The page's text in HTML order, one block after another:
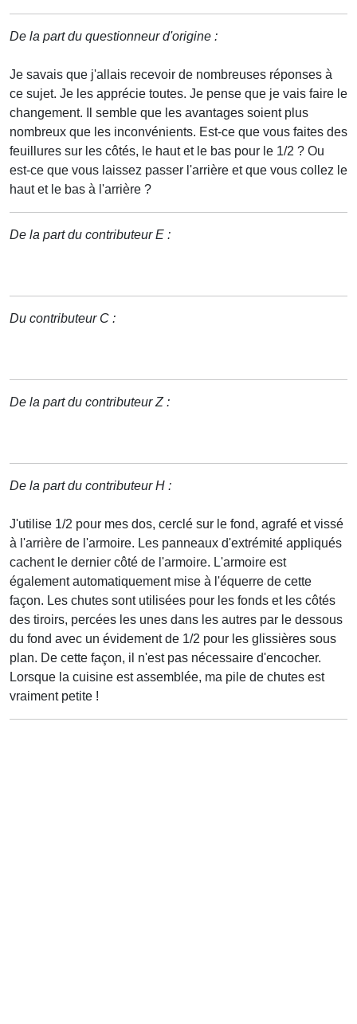
De la part du questionneur d'origine :
Je savais que j'allais recevoir de nombreuses réponses à
ce sujet. Je les apprécie toutes. Je pense que je vais faire le
changement. Il semble que les avantages soient plus
nombreux que les inconvénients. Est-ce que vous faites des
feuillures sur les côtés, le haut et le bas pour le 1/2 ? Ou
est-ce que vous laissez passer l'arrière et que vous collez le
haut et le bas à l'arrière ?
De la part du contributeur E :
Du contributeur C :
De la part du contributeur Z :
De la part du contributeur H :
J'utilise 1/2 pour mes dos, cerclé sur le fond, agrafé et vissé
à l'arrière de l'armoire. Les panneaux d'extrémité appliqués
cachent le dernier côté de l'armoire. L'armoire est
également automatiquement mise à l'équerre de cette
façon. Les chutes sont utilisées pour les fonds et les côtés
des tiroirs, percées les unes dans les autres par le dessous
du fond avec un évidement de 1/2 pour les glissières sous
plan. De cette façon, il n'est pas nécessaire d'encocher.
Lorsque la cuisine est assemblée, ma pile de chutes est
vraiment petite !